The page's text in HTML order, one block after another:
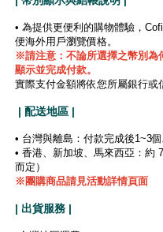
• 為提供更便利的購物體驗，
便海外用戶瀏覽價格。
※請注意：不論所選擇之幣別為
顯示並完成付款。
實際支付金額將依您所屬銀行或
| 配送地區 |
• 台灣與離島：付款完成後1~3
• 香港、新加坡、馬來西亞：約
而定）
※團購商品請見活動詳情頁面
| 出貨服務 |